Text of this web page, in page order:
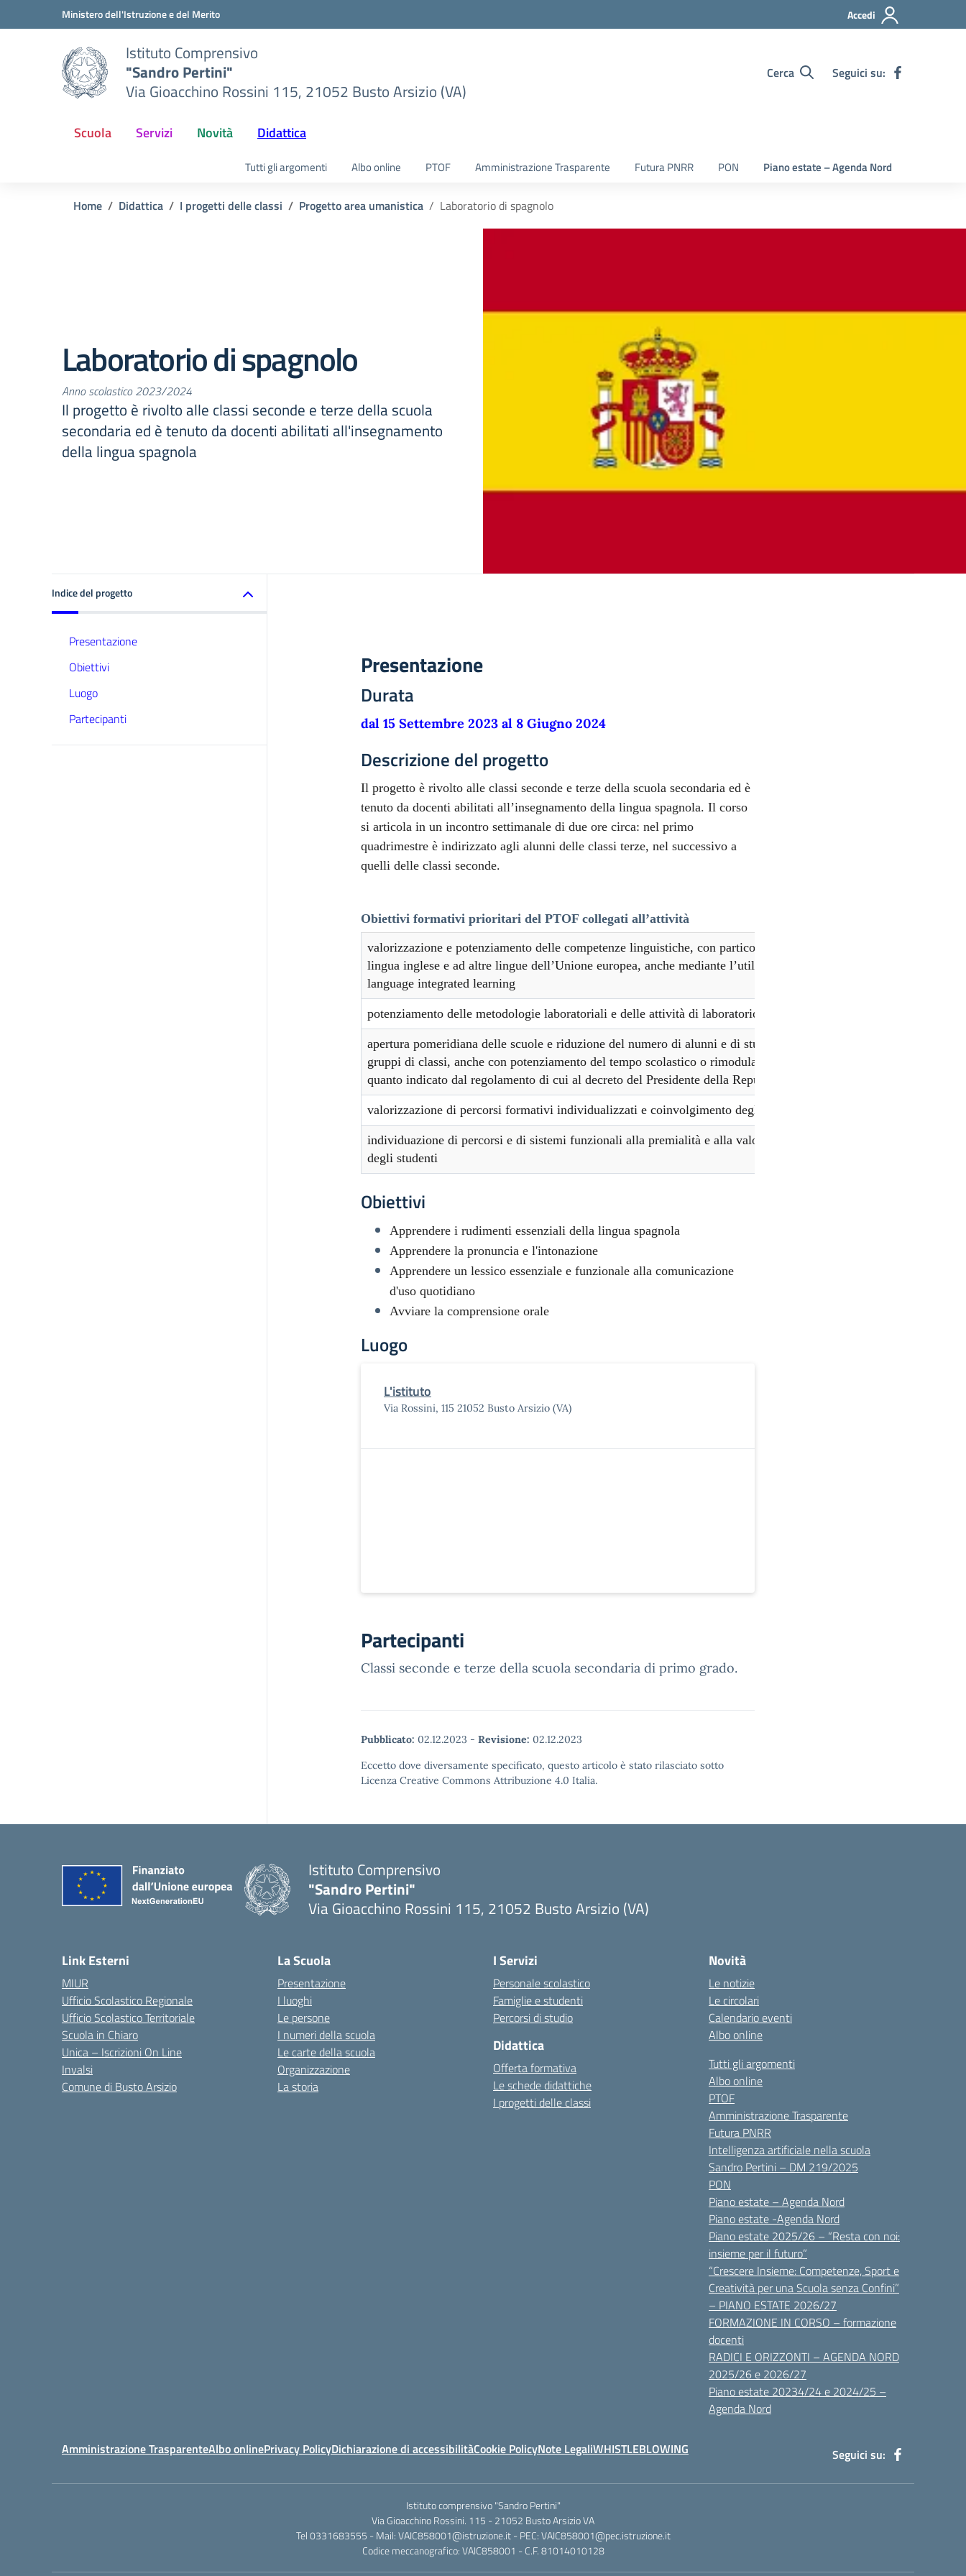
Vai ai contenuti
Vai al menu di navigazioneMinistero dell'Istruzione e del Merito Accedi
Istituto Comprensivo
"Sandro Pertini"
Via Gioacchino Rossini 115, 21052 Busto Arsizio (VA)
Cerca Seguici su:
Scuola Servizi Novità Didattica
Tutti gli argomenti Albo online PTOF Amministrazione Trasparente Futura PNRR PON Piano estate – Agenda Nord
Home Didattica I progetti delle classi Progetto area umanistica Laboratorio di spagnolo
Laboratorio di spagnolo
Anno scolastico 2023/2024
Il progetto è rivolto alle classi seconde e terze della scuola
secondaria ed è tenuto da docenti abilitati all'insegnamento
della lingua spagnola
Indice del progetto
Presentazione
Obiettivi
Luogo
Partecipanti
Presentazione
Durata
dal 15 Settembre 2023 al 8 Giugno 2024
Descrizione del progetto
Il progetto è rivolto alle classi seconde e terze della scuola secondaria ed è
tenuto da docenti abilitati all’insegnamento della lingua spagnola. Il corso
si articola in un incontro settimanale di due ore circa: nel primo
quadrimestre è indirizzato agli alunni delle classi terze, nel successivo a
quelli delle classi seconde.
Obiettivi formativi prioritari del PTOF collegati all’attività
valorizzazione e potenziamento delle competenze linguistiche, con particolare riferimento all’italiano nonché alla
lingua inglese e ad altre lingue dell’Unione europea, anche mediante l’utilizzo della metodologia Content
language integrated learning
potenziamento delle metodologie laboratoriali e delle attività di laboratorio
apertura pomeridiana delle scuole e riduzione del numero di alunni e di studenti per classe o per articolazioni di
gruppi di classi, anche con potenziamento del tempo scolastico o rimodulazione del monte orario rispetto a
quanto indicato dal regolamento di cui al decreto del Presidente della Repubblica 20 marzo 2009, n. 89
valorizzazione di percorsi formativi individualizzati e coinvolgimento degli alunni e degli studenti
individuazione di percorsi e di sistemi funzionali alla premialità e alla valorizzazione del merito degli alunni e
degli studenti
Obiettivi
Apprendere i rudimenti essenziali della lingua spagnola
Apprendere la pronuncia e l'intonazione
Apprendere un lessico essenziale e funzionale alla comunicazione
d'uso quotidiano
Avviare la comprensione orale
Luogo
L'istituto
Via Rossini, 115 21052 Busto Arsizio (VA)
Partecipanti
Classi seconde e terze della scuola secondaria di primo grado.
Pubblicato: 02.12.2023 - Revisione: 02.12.2023
Eccetto dove diversamente specificato, questo articolo è stato rilasciato sotto
Licenza Creative Commons Attribuzione 4.0 Italia.
Istituto Comprensivo
"Sandro Pertini"
Via Gioacchino Rossini 115, 21052 Busto Arsizio (VA)
Link Esterni
MIUR
Ufficio Scolastico Regionale
Ufficio Scolastico Territoriale
Scuola in Chiaro
Unica – Iscrizioni On Line
Invalsi
Comune di Busto Arsizio
La Scuola
Presentazione
I luoghi
Le persone
I numeri della scuola
Le carte della scuola
Organizzazione
La storia
I Servizi
Personale scolastico
Famiglie e studenti
Percorsi di studio
Didattica
Offerta formativa
Le schede didattiche
I progetti delle classi
Novità
Le notizie
Le circolari
Calendario eventi
Albo online
Tutti gli argomenti
Albo online
PTOF
Amministrazione Trasparente
Futura PNRR
Intelligenza artificiale nella scuola
Sandro Pertini – DM 219/2025
PON
Piano estate – Agenda Nord
Piano estate -Agenda Nord
Piano estate 2025/26 – “Resta con noi:
insieme per il futuro”
“Crescere Insieme: Competenze, Sport e
Creatività per una Scuola senza Confini”
– PIANO ESTATE 2026/27
FORMAZIONE IN CORSO – formazione
docenti
RADICI E ORIZZONTI – AGENDA NORD
2025/26 e 2026/27
Piano estate 20234/24 e 2024/25 –
Agenda Nord
Amministrazione TrasparenteAlbo onlinePrivacy PolicyDichiarazione di accessibilitàCookie PolicyNote LegaliWHISTLEBLOWING Seguici su:
Istituto comprensivo "Sandro Pertini"
Via Gioacchino Rossini. 115 - 21052 Busto Arsizio VA
Tel 0331683555 - Mail: VAIC858001@istruzione.it - PEC: VAIC858001@pec.istruzione.it
Codice meccanografico: VAIC858001 - C.F. 81014010128